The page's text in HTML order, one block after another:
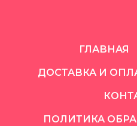
ГЛАВНАЯ
ДОСТАВКА И
ПОЛИТИКА